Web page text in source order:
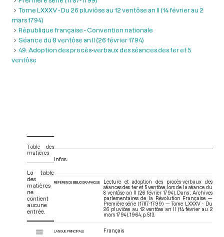
Tome LXXXV - Du 26 pluviôse au 12 ventôse an II (14 février au 2
mars 1794)
République française - Convention nationale
Séance du 8 ventôse an II (26 février 1794)
49. Adoption des procès-verbaux des séances des 1er et 5
ventôse
Table des
matières
La table
des
matières
ne
contient
aucune
entrée.
Tome LXXXV - Du 26 pluviôse au 12 ventôse an II (14 février au 2 mars
Infos
RÉFÉRENCE BIBLIOGRAPHIQUE
Lecture et adoption des procès-verbaux des
séances des 1er et 5 ventôse, lors de la séance du
8 ventôse an II (26 février 1794). Dans : Archives
parlementaires de la Révolution Française —
Première série (1787-1799) — Tome LXXXV - Du
26 pluviôse au 12 ventôse an II (14 février au 2
mars 1794). 1964. p. 513.
LANGUE PRINCIPALE Français